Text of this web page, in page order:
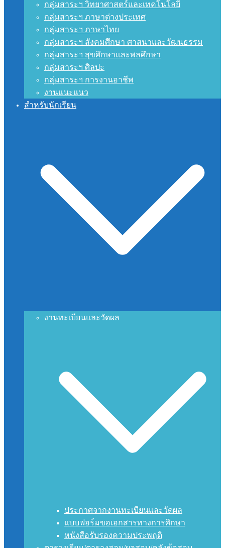
กลุ่มสาระฯ วิทยาศาสตร์และเทคโนโลยี
กลุ่มสาระฯ ภาษาต่างประเทศ
กลุ่มสาระฯ ภาษาไทย
กลุ่มสาระฯ สังคมศึกษา ศาสนาและวัฒนธรรม
กลุ่มสาระฯ สุขศึกษาและพลศึกษา
กลุ่มสาระฯ ศิลปะ
กลุ่มสาระฯ การงานอาชีพ
งานแนะแนว
สำหรับนักเรียน
งานทะเบียนและวัดผล
ประกาศจากงานทะเบียนและวัดผล
แบบฟอร์มขอเอกสารทางการศึกษา
หนังสือรับรองความประพฤติ